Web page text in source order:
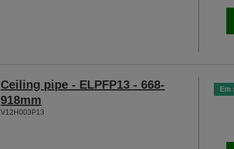
Ceiling pipe - ELPFP13 - 668-
918mm
V12H003P13
Em